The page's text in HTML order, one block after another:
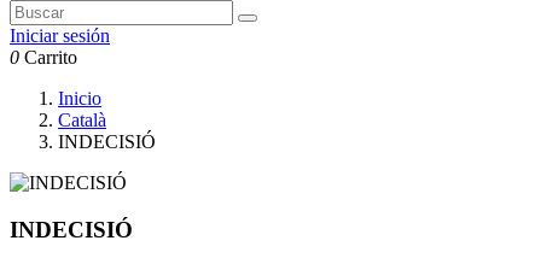
Iniciar sesión
0 Carrito
Inicio
Català
INDECISIÓ
INDECISIÓ